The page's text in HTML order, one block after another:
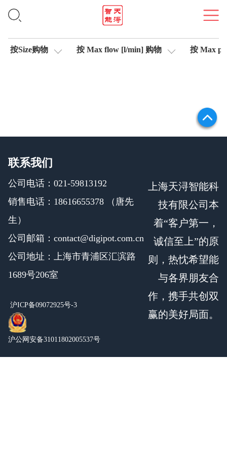
轴控制伺服比例阀
按Size购物 按 Max flow [l/min] 购物 按 Max
联系我们
公司电话：021-59813192
销售电话：18616655378 （唐先
生）
公司邮箱：contact@digipot.com.cn
公司地址：上海市青浦区汇滨路
1689号206室
沪ICP备09072925号-3
沪公网安备31011802005537号
上海天浔智能科
技有限公司本
着“客户第一，
诚信至上”的原
则，热忱希望能
与各界朋友合
作，携手共创双
赢的美好局面。